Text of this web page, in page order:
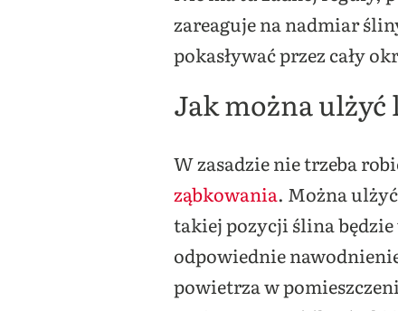
zareaguje na nadmiar
pokasływać przez cały
Jak można ulżyć
W zasadzie nie trzeba
ząbkowania. Można
takiej pozycji ślina będzie
odpowiednie
powietrza w